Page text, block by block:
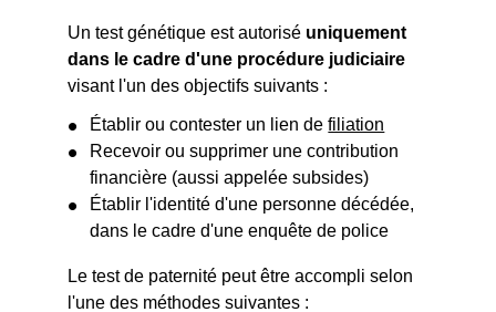
Un test génétique est autorisé uniquement
dans le cadre d'une procédure judiciaire
visant l'un des objectifs suivants :
Établir ou contester un lien defiliation
Recevoir ou supprimer une contribution
financière (aussi appelée subsides)
Établir l'identité d'une personne décédée,
dans le cadre d'une enquête de police
Le test de paternité peut être accompli selon
l'une des méthodes suivantes :